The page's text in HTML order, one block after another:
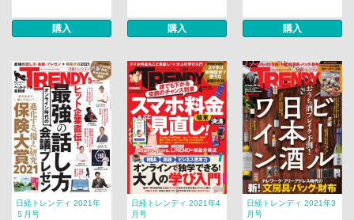
購入 購入 購入
日経トレンディ 2021年
５月号
日経トレンディ 2021年4
月号
日経トレンディ 2021年3
月号